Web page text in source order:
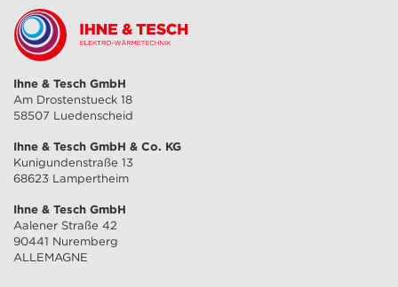
Ihne & Tesch GmbH
Am Drostenstueck 18
58507 Luedenscheid
Ihne & Tesch GmbH & Co. KG
Kunigundenstraße 13
68623 Lampertheim
Ihne & Tesch GmbH
Aalener Straße 42
90441 Nuremberg
ALLEMAGNE